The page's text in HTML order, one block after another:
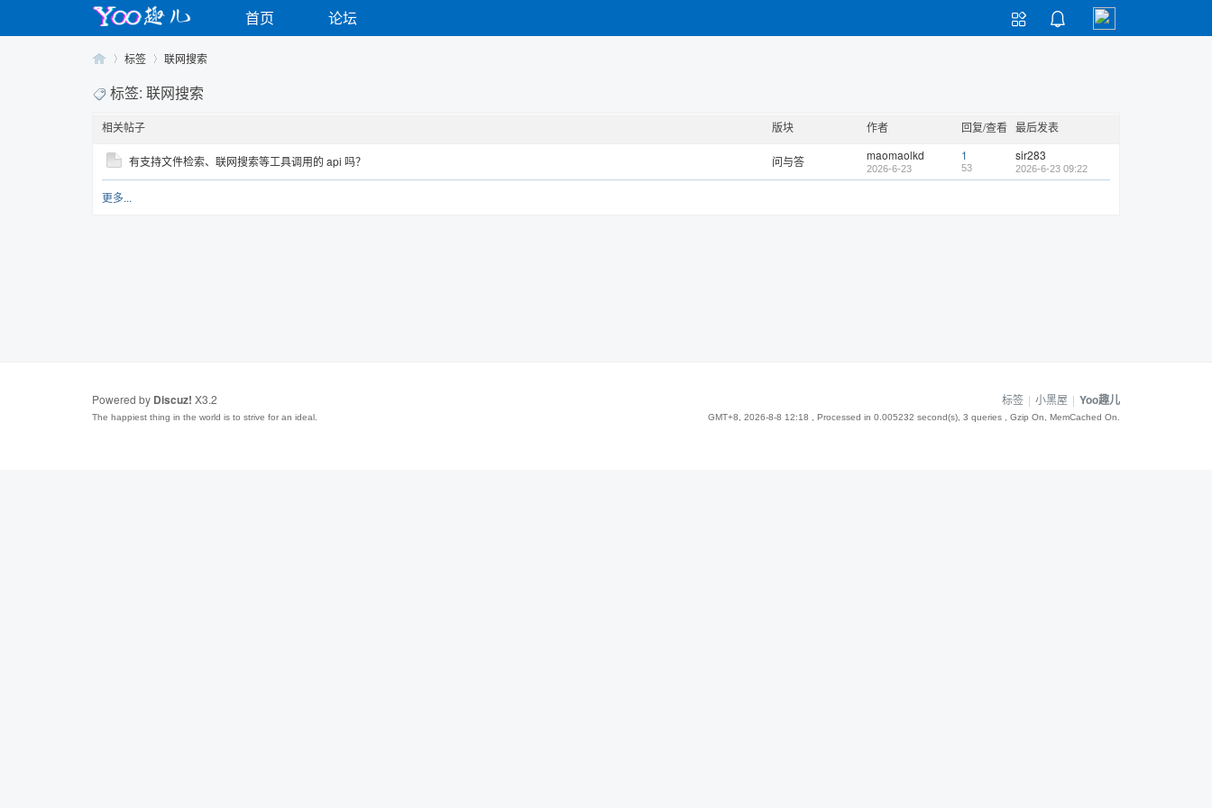


首页 论坛
Yo›
标签 联网搜索
标签: 联网搜索
相关帖子 版块 作者 回复/查看 最后发表
有支持文件检索、联网搜索等工具调用的 api 吗？ 问与答 maomaolkd
2026-6-23
1
53
sir283
2026-6-23 09:22
更多...
标签 | 小黑屋 | Yoo趣儿
GMT+8, 2026-8-8 12:18 , Processed in 0.005232 second(s), 3 queries , Gzip On, MemCached On.
Powered by Discuz! X3.2
The happiest thing in the world is to strive for an ideal.